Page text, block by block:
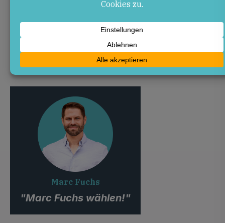
Hinrichtung von Demonstranten
– Iran: Drohende Hinrichtungen
Marc Fuchs
"Marc Fuchs wählen!"